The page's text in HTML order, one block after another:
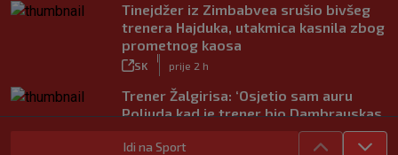
Tinejdžer iz Zimbabvea srušio bivšeg
trenera Hajduka, utakmica kasnila zbog
prometnog kaosa
SK prije 2 h
Trener Žalgirisa: ‘Osjetio sam auru
Poljuda kad je trener bio Dambrauskas.
Hajduk danas igra nestabilno’
SK
|
prije 4 h
Idi na Sport